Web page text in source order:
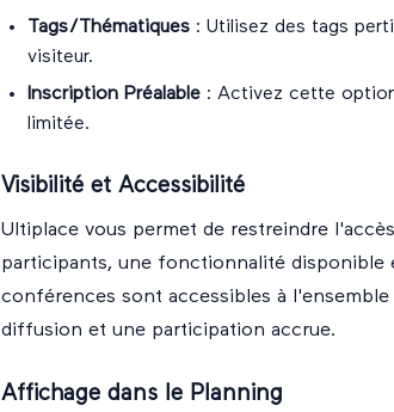
Tags/Thématiques : Utilisez des tags
visiteur.
Inscription Préalable : Activez cette
limitée.
Visibilité et Accessibilité
Ultiplace vous permet de restreindre
participants, une fonctionnalité disponible
conférences sont accessibles à
diffusion et une participation accrue.
Affichage dans le Planning